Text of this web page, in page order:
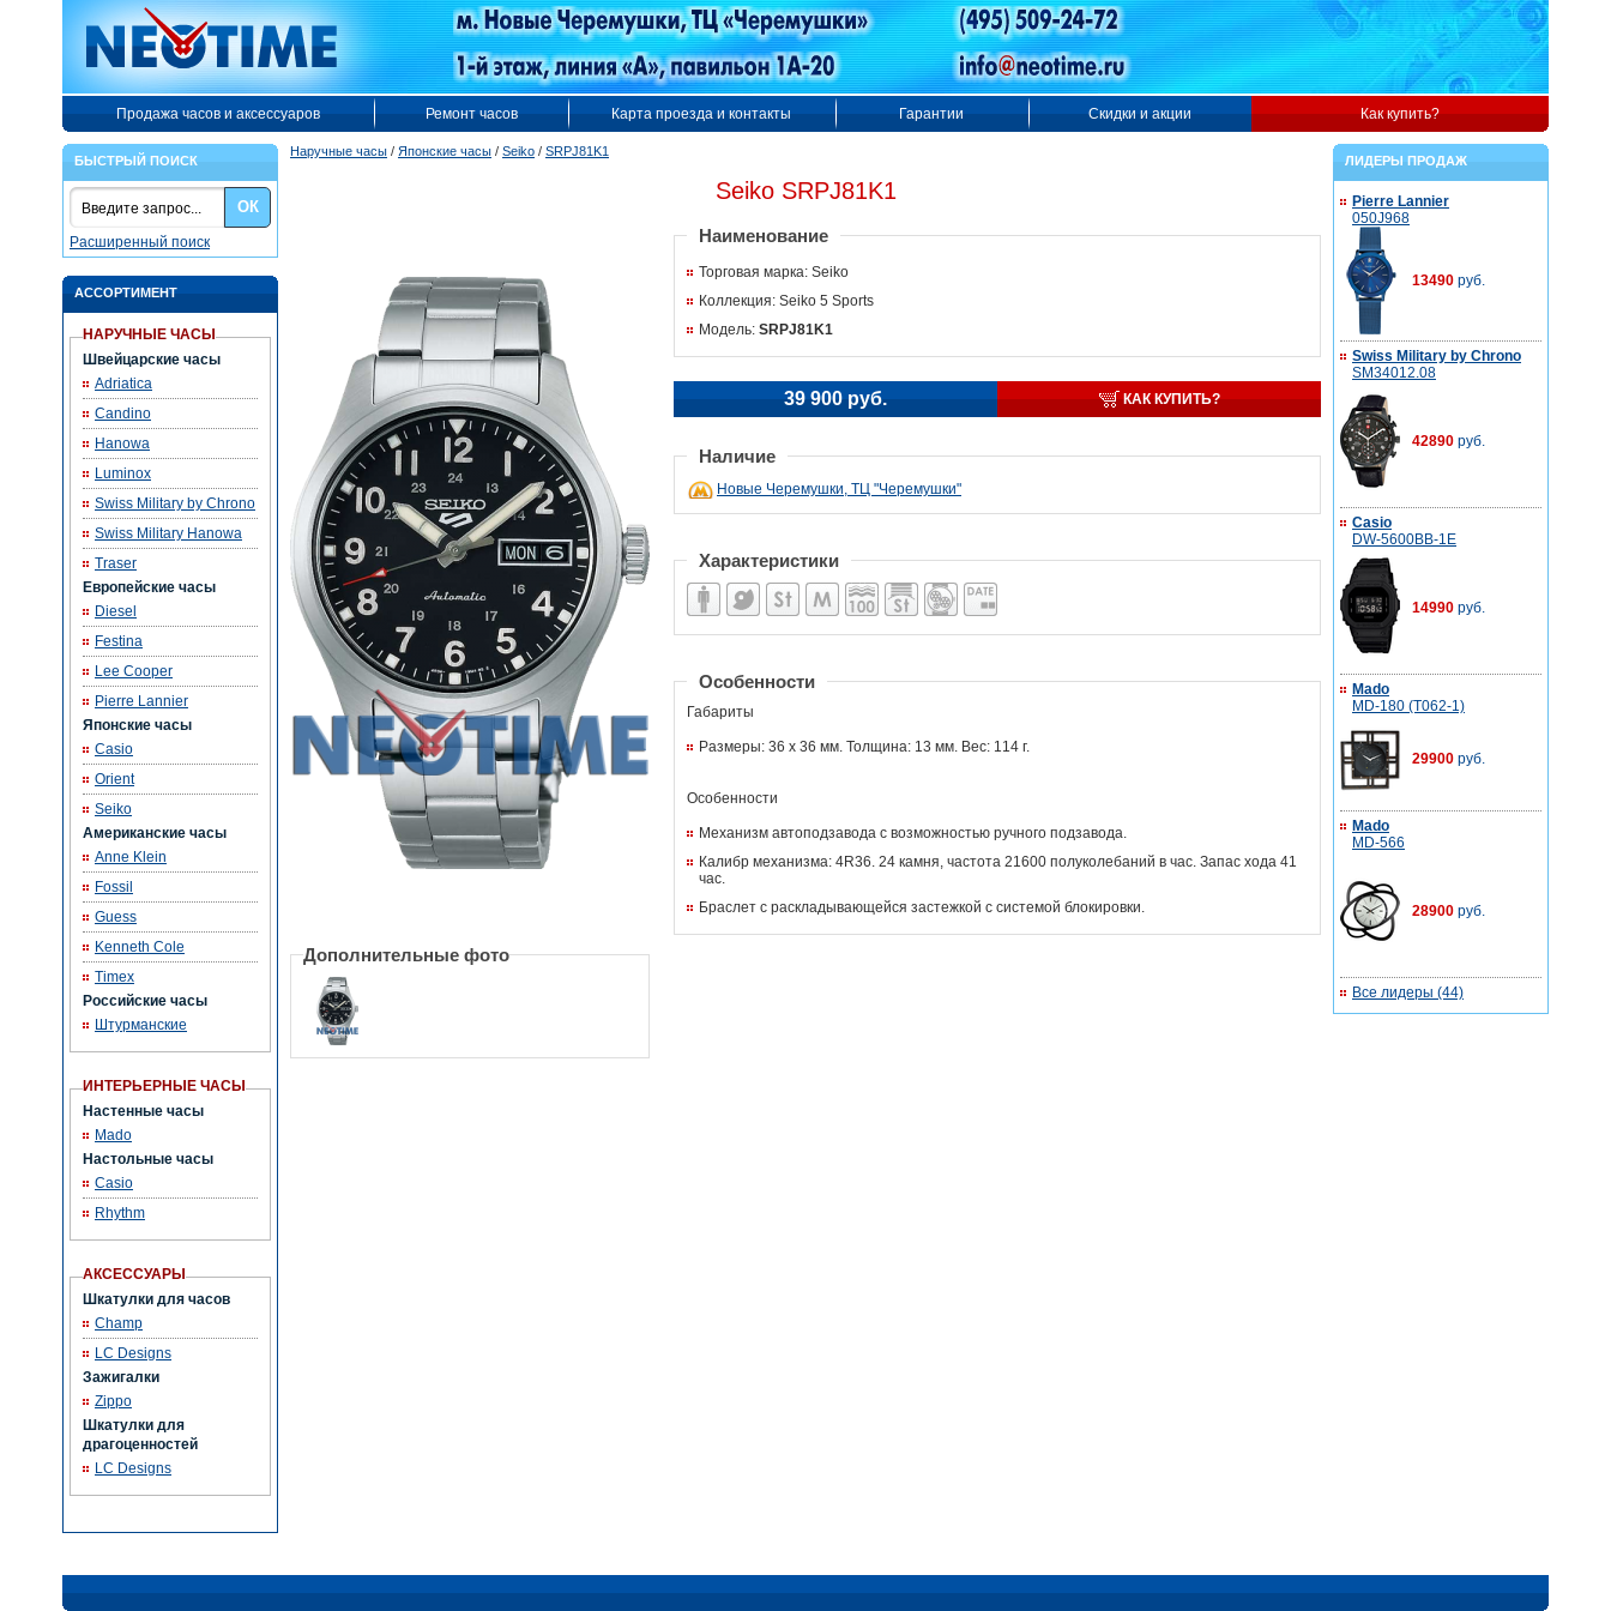
Продажа часов и аксессуаров Ремонт часов Карта проезда и контакты Гарантии Скидки и акции Как купить?
БЫСТРЫЙ ПОИСК
ОК
Расширенный поиск
АССОРТИМЕНТ
НАРУЧНЫЕ ЧАСЫ
Швейцарские часы
Adriatica
Candino
Hanowa
Luminox
Swiss Military by Chrono
Swiss Military Hanowa
Traser
Европейские часы
Diesel
Festina
Lee Cooper
Pierre Lannier
Японские часы
Casio
Orient
Seiko
Американские часы
Anne Klein
Fossil
Guess
Kenneth Cole
Timex
Российские часы
Штурманские
ИНТЕРЬЕРНЫЕ ЧАСЫ
Настенные часы
Mado
Настольные часы
Casio
Rhythm
АКСЕССУАРЫ
Шкатулки для часов
Champ
LC Designs
Зажигалки
Zippo
Шкатулки для
драгоценностей
LC Designs
ЛИДЕРЫ ПРОДАЖ
Pierre Lannier
050J968
13490 руб.
Swiss Military by Chrono
SM34012.08
42890 руб.
Casio
DW-5600BB-1E
14990 руб.
Mado
MD-180 (T062-1)
29900 руб.
Mado
MD-566
28900 руб.
Все лидеры (44)
Наручные часы / Японские часы / Seiko / SRPJ81K1
Seiko SRPJ81K1
Дополнительные фото
Наименование
Торговая марка: Seiko
Коллекция: Seiko 5 Sports
Модель: SRPJ81K1
39 900 руб. КАК КУПИТЬ?
Наличие
Новые Черемушки, ТЦ "Черемушки"
Характеристики
Особенности
Габариты
Размеры: 36 х 36 мм. Толщина: 13 мм. Вес: 114 г.
Особенности
Механизм автоподзавода с возможностью ручного подзавода.
Калибр механизма: 4R36. 24 камня, частота 21600 полуколебаний в час. Запас хода 41
час.
Браслет с раскладывающейся застежкой с системой блокировки.